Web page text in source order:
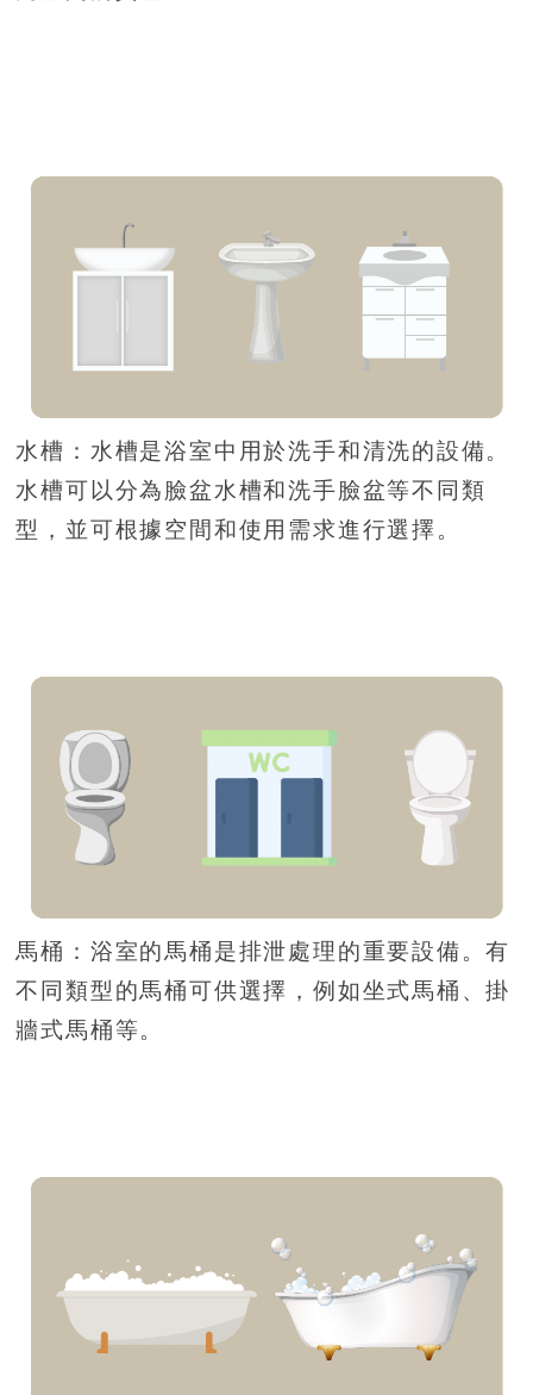
水槽：水槽是浴室中用於洗手和清洗的設備。
水槽可以分為臉盆水槽和洗手臉盆等不同類
型，並可根據空間和使用需求進行選擇。
馬桶：浴室的馬桶是排泄處理的重要設備。有
不同類型的馬桶可供選擇，例如坐式馬桶、掛
牆式馬桶等。